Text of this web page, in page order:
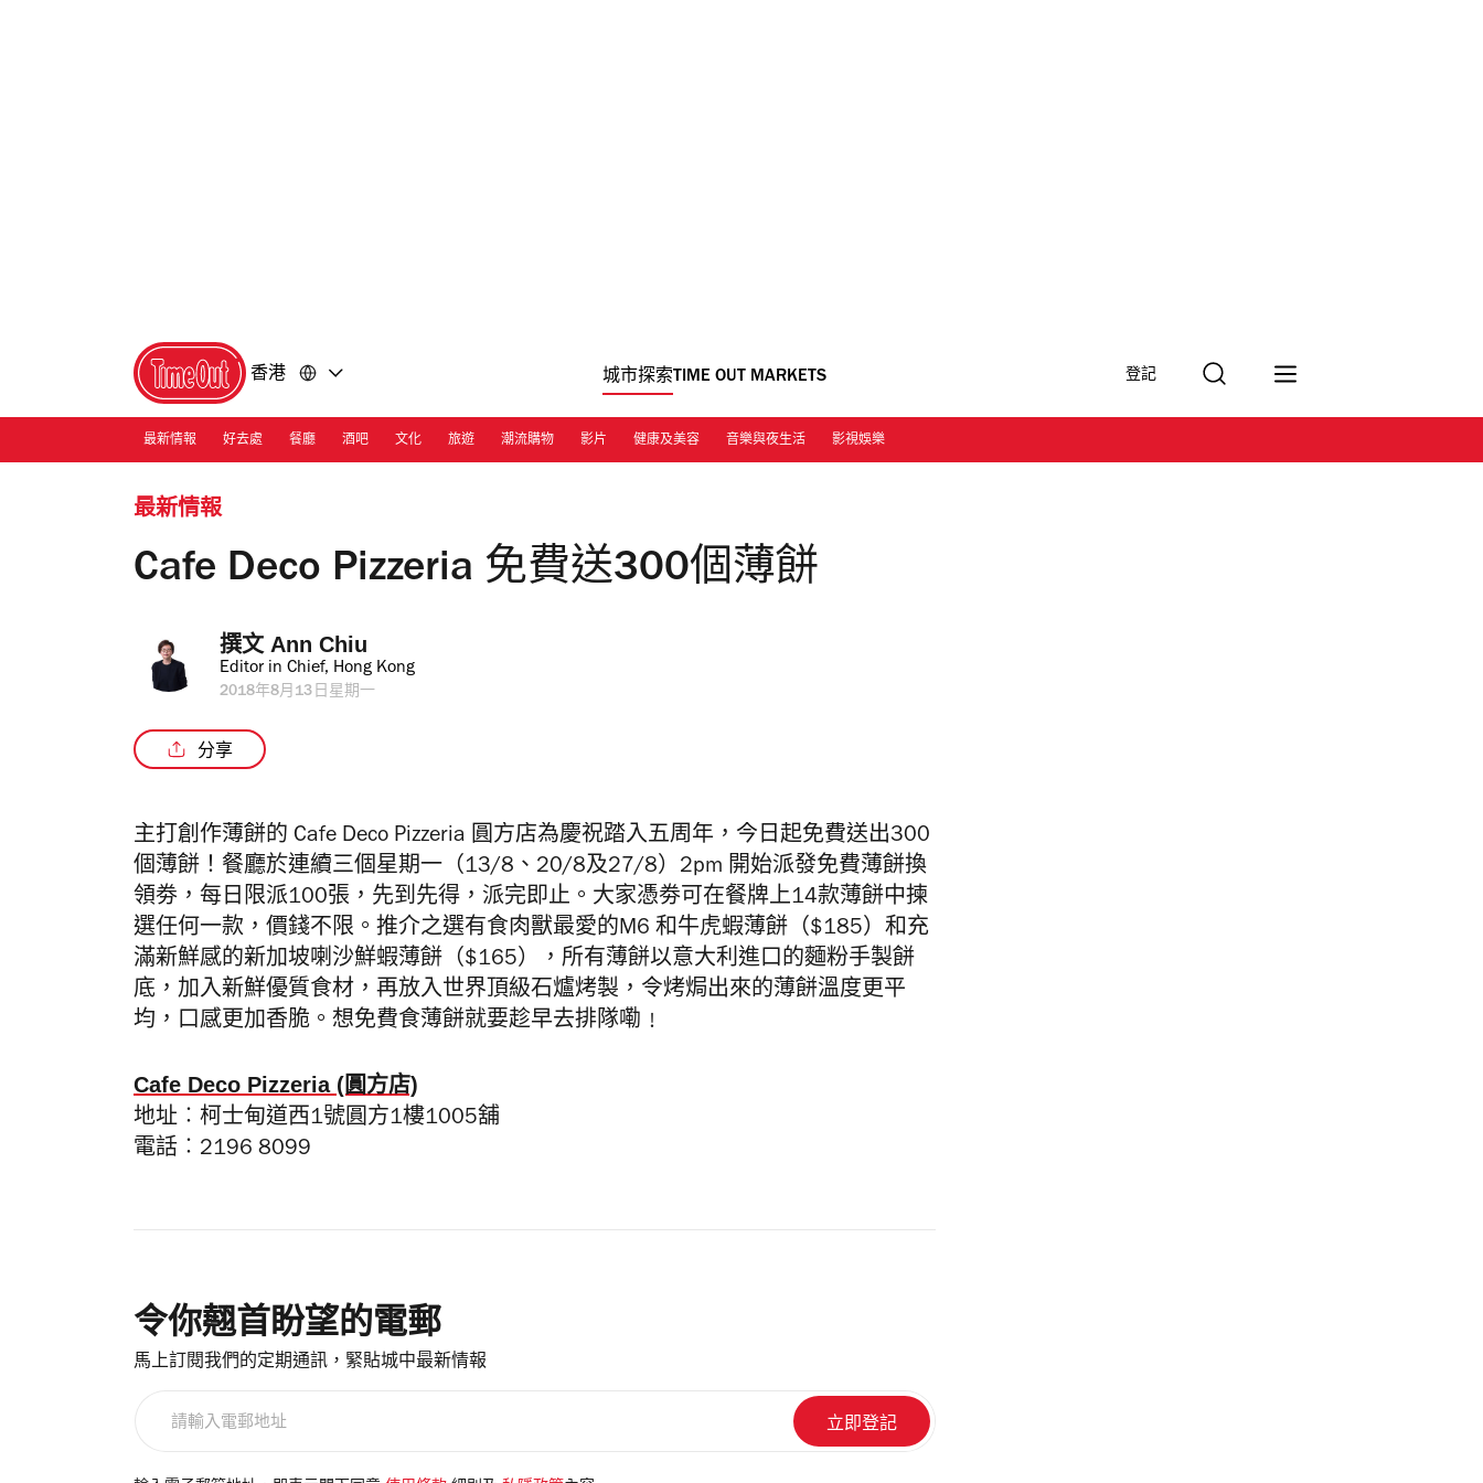
香港 城市探索TIME OUT MARKETS 登記
最新情報 好去處 餐廳 酒吧 文化 旅遊 潮流購物 影片 健康及美容 音樂與夜生活 影視娛樂
最新情報
Cafe Deco Pizzeria 免費送300個薄餅
撰文 Ann Chiu
Editor in Chief, Hong Kong
2018年8月13日星期一
分享
主打創作薄餅的 Cafe Deco Pizzeria 圓方店為慶祝踏入五周年，今日起免費送出300
個薄餅！餐廳於連續三個星期一（13/8、20/8及27/8）2pm 開始派發免費薄餅換
領劵，每日限派100張，先到先得，派完即止。大家憑劵可在餐牌上14款薄餅中揀
選任何一款，價錢不限。推介之選有食肉獸最愛的M6 和牛虎蝦薄餅（$185）和充
滿新鮮感的新加坡喇沙鮮蝦薄餅（$165），所有薄餅以意大利進口的麵粉手製餅
底，加入新鮮優質食材，再放入世界頂級石爐烤製，令烤焗出來的薄餅溫度更平
均，口感更加香脆。想免費食薄餅就要趁早去排隊嘞﹗
Cafe Deco Pizzeria (圓方店)
地址 ︰ 柯士甸道西1號圓方1樓1005舖
電話︰2196 8099
令你翹首盼望的電郵
馬上訂閱我們的定期通訊，緊貼城中最新情報